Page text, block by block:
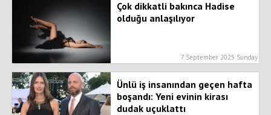
Çok dikkatli bakınca Hadise
olduğu anlaşılıyor
7 September 2025 Sunday
Ünlü iş insanından geçen hafta
boşandı: Yeni evinin kirası
dudak uçuklattı